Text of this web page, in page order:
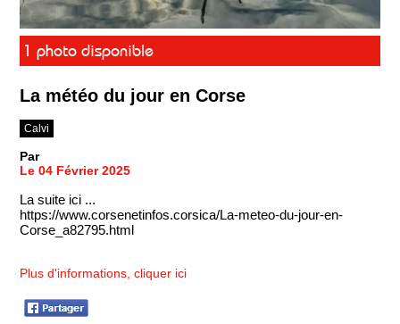
1 photo disponible
La météo du jour en Corse
Calvi
Par
Le 04 Février 2025
La suite ici ...
https://www.corsenetinfos.corsica/La-meteo-du-jour-en-
Corse_a82795.html
Plus d'informations, cliquer ici